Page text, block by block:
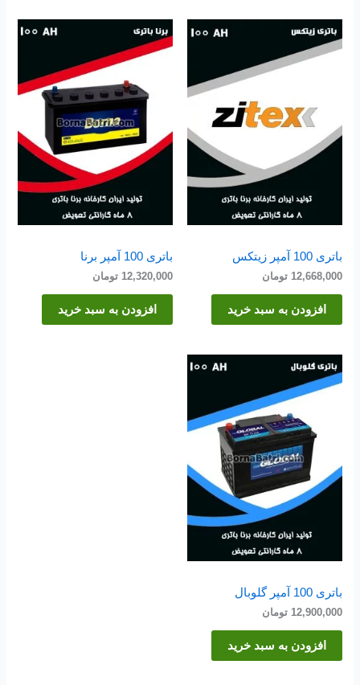
باتری 100 آمپر زیتکس
12,668,000 تومان
افزودن به سبد خرید
باتری 100 آمپر برنا
12,320,000 تومان
افزودن به سبد خرید
باتری 100 آمپر گلوبال
12,900,000 تومان
افزودن به سبد خرید